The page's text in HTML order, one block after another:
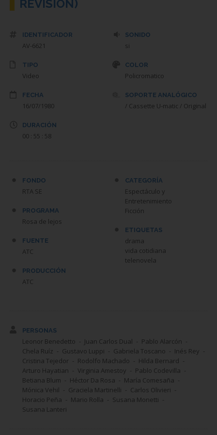
REVISION)
IDENTIFICADOR
AV-6621
TIPO
Video
FECHA
16/07/1980
DURACIÓN
00 : 55 : 58
SONIDO
si
COLOR
Policromatico
SOPORTE ANALÓGICO
/ Cassette U-matic / Original
FONDO
RTA SE
PROGRAMA
Rosa de lejos
FUENTE
ATC
PRODUCCIÓN
ATC
CATEGORÍA
Espectáculo y
Entretenimiento
Ficción
ETIQUETAS
drama
vida cotidiana
telenovela
PERSONAS
Leonor Benedetto Juan Carlos Dual
Pablo Alarcón
Chela Ruíz
Gustavo Luppi Gabriela Toscano
Inés Rey
Cristina Tejedor
Rodolfo Machado
Hilda Bernard
Arturo Hayatian
Virginia Amestoy
Pablo Codevilla
Betiana Blum
Héctor Da Rosa
María Comesaña
Mónica Vehil
Graciela Martinelli
Carlos Olivieri
Horacio Peña
Mario Rolla
Susana Monetti
Susana Lanteri